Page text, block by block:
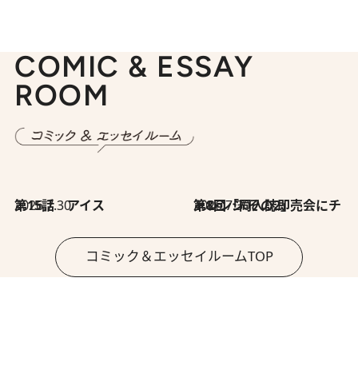
COMIC & ESSAY
ROOM
2026.7.30
第15話 アイス 2026.7.30
第8回「同人誌即売会にチャレンジ その2」
コミック＆エッセイルームTOP